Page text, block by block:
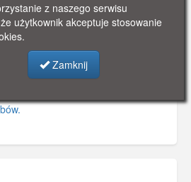
z naszego serwisu
użytkownik akceptuje stosowanie
Zamknij